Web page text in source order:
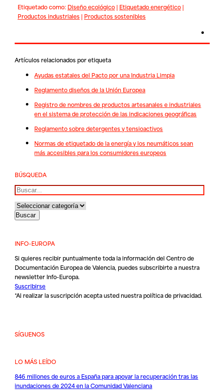
Etiquetado como: Diseño ecológico| Etiquetado energético|
Productos industriales| Productos sostenibles
Artículos relacionados por etiqueta
Ayudas estatales del Pacto por una Industria Limpia
Reglamento diseños de la Unión Europea
Registro de nombres de productos artesanales e industriales
en el sistema de protección de las indicaciones geográficas
Reglamento sobre detergentes y tensioactivos
Normas de etiquetado de la energía y los neumáticos sean
más accesibles para los consumidores europeos
BÚSQUEDA
Buscar
INFO-EUROPA
Si quieres recibir puntualmente toda la información del Centro de
Documentación Europea de Valencia, puedes subscribirte a nuestra
newsletter Info-Europa.
Suscribirse
*Al realizar la suscripción acepta usted nuestrapolítica de privacidad.
SÍGUENOS
LO MÁS LEÍDO
846 millones de euros a España para apoyar la recuperación tras las
inundaciones de 2024 en la Comunidad Valenciana